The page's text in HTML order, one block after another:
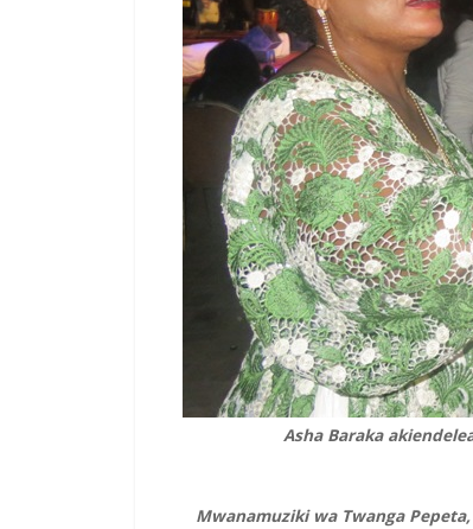
Asha Baraka
Mwanamuziki wa Twanga